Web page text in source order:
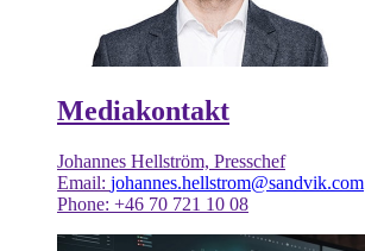
Mediakontakt
Johannes Hellström, Presschef
Email: johannes.hellstrom@sandvik.com
Phone: +46 70 721 10 08